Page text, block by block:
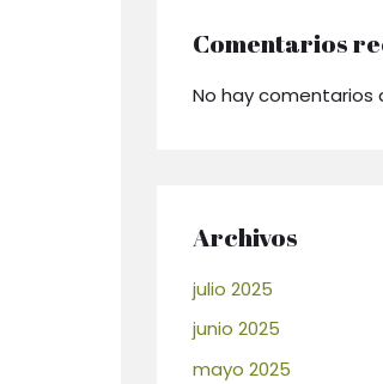
Comentarios
No hay comentarios
Archivos
julio 2025
junio 2025
mayo 2025